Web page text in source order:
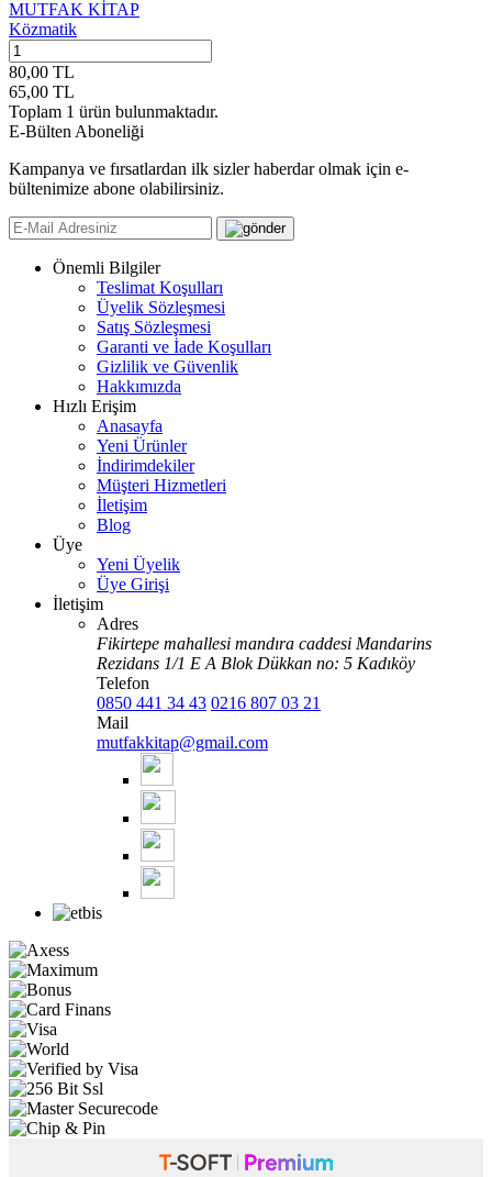
MUTFAK KİTAP
Közmatik
80,00 TL
65,00 TL
Toplam 1 ürün bulunmaktadır.
E-Bülten Aboneliği
Kampanya ve fırsatlardan ilk sizler haberdar olmak için e-
bültenimize abone olabilirsiniz.
Önemli Bilgiler
Teslimat Koşulları
Üyelik Sözleşmesi
Satış Sözleşmesi
Garanti ve İade Koşulları
Gizlilik ve Güvenlik
Hakkımızda
Hızlı Erişim
Anasayfa
Yeni Ürünler
İndirimdekiler
Müşteri Hizmetleri
İletişim
Blog
Üye
Yeni Üyelik
Üye Girişi
İletişim
Adres
Fikirtepe mahallesi mandıra caddesi Mandarins
Rezidans 1/1 E A Blok Dükkan no: 5 Kadıköy
Telefon
0850 441 34 43 0216 807 03 21
Mail
mutfakkitap@gmail.com